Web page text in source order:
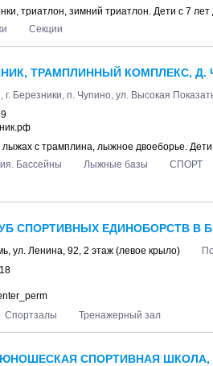
триатлон, зимний триатлон. Дети с 7 лет
Секции
ТРАМПЛИННЫЙ КОМПЛЕКС, Д.
г. Березники, п. Чупино, ул. Высокая
с трамплина, лыжное двоеборье. Дети
Бассейны
Лыжные базы
СПОРТ
СПОРТИВНЫХ ЕДИНОБОРСТВ В
, ул. Ленина, 92, 2 этаж (левое крыло)
Спортзалы Тренажерный зал
СПОРТИВНАЯ